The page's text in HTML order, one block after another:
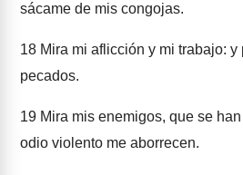
sácame de mis congojas.
18 Mira mi aflicción y mi trabajo:
pecados.
19 Mira mis enemigos, que se
odio violento me aborrecen.